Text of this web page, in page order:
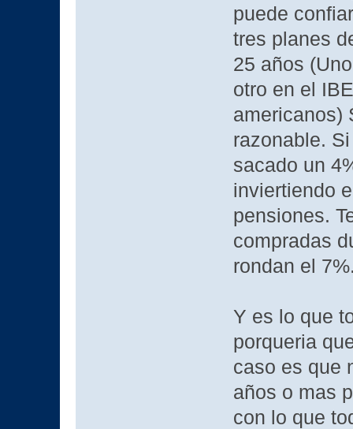
puede
tres planes
25 años
otro en el
americanos)
razonable.
sacado un
inviertiendo
pensiones.
compradas
rondan el
Y es lo que
porqueria
caso es que
años o mas
con lo que